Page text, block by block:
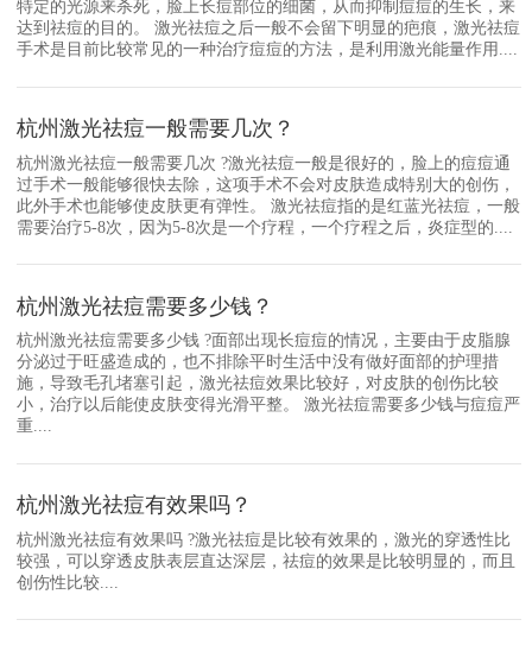
特定的光源来杀死，脸上长痘部位的细菌，从而抑制痘痘的生长，来
达到祛痘的目的。 激光祛痘之后一般不会留下明显的疤痕，激光祛痘
手术是目前比较常见的一种治疗痘痘的方法，是利用激光能量作用....
杭州激光祛痘一般需要几次？
杭州激光祛痘一般需要几次 ?激光祛痘一般是很好的，脸上的痘痘通
过手术一般能够很快去除，这项手术不会对皮肤造成特别大的创伤，
此外手术也能够使皮肤更有弹性。 激光祛痘指的是红蓝光祛痘，一般
需要治疗5-8次，因为5-8次是一个疗程，一个疗程之后，炎症型的....
杭州激光祛痘需要多少钱？
杭州激光祛痘需要多少钱 ?面部出现长痘痘的情况，主要由于皮脂腺
分泌过于旺盛造成的，也不排除平时生活中没有做好面部的护理措
施，导致毛孔堵塞引起，激光祛痘效果比较好，对皮肤的创伤比较
小，治疗以后能使皮肤变得光滑平整。 激光祛痘需要多少钱与痘痘严
重....
杭州激光祛痘有效果吗？
杭州激光祛痘有效果吗 ?激光祛痘是比较有效果的，激光的穿透性比
较强，可以穿透皮肤表层直达深层，祛痘的效果是比较明显的，而且
创伤性比较....